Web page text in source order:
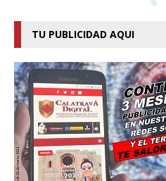
TU PUBLICIDAD AQUI